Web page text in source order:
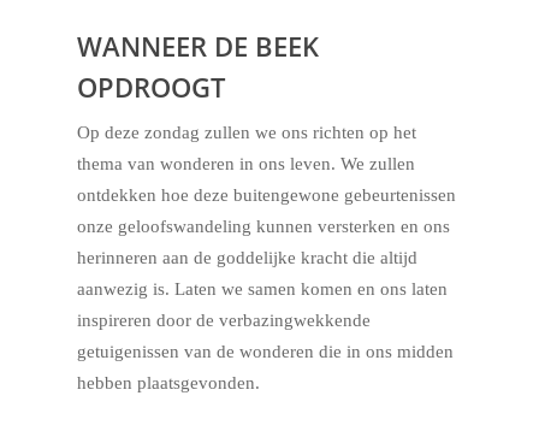
WANNEER DE BEEK
OPDROOGT
Op deze zondag zullen we ons richten op het
thema van wonderen in ons leven. We zullen
ontdekken hoe deze buitengewone gebeurtenissen
onze geloofswandeling kunnen versterken en ons
herinneren aan de goddelijke kracht die altijd
aanwezig is. Laten we samen komen en ons laten
inspireren door de verbazingwekkende
getuigenissen van de wonderen die in ons midden
hebben plaatsgevonden.